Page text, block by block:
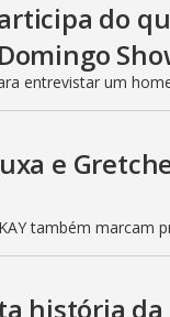
do
entrevistar um
e
também marcam
história